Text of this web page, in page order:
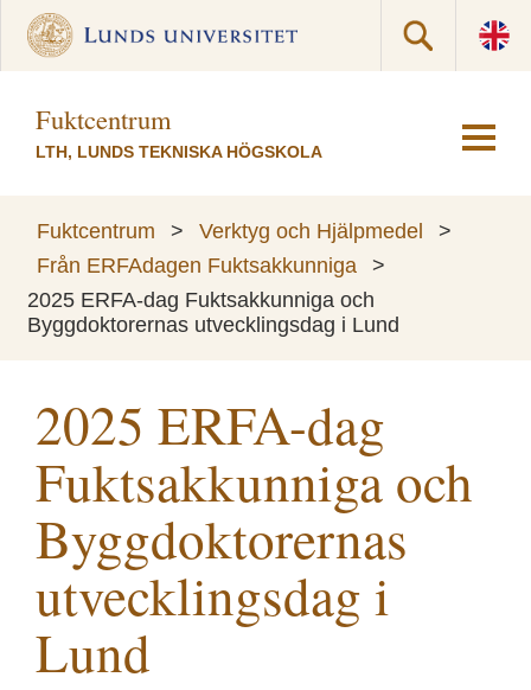
Fuktcentrum
LTH, LUNDS TEKNISKA HÖGSKOLA
Fuktcentrum > Verktyg och Hjälpmedel
>
Från ERFAdagen Fuktsakkunniga
>
2025 ERFA-dag Fuktsakkunniga och
Byggdoktorernas utvecklingsdag i Lund
2025 ERFA-dag
Fuktsakkunniga och
Byggdoktorernas
utvecklingsdag i
Lund